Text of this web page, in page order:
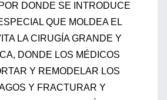
DONDE SE INTRODUCE
QUE MOLDEA EL
LA CIRUGÍA GRANDE Y
DONDE LOS MÉDICOS
Y REMODELAR LOS
Y FRACTURAR Y